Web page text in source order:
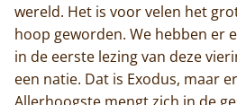
wereld. Het is voor velen het
hoop geworden. We hebben er
in de eerste lezing van deze
een natie. Dat is Exodus, maar